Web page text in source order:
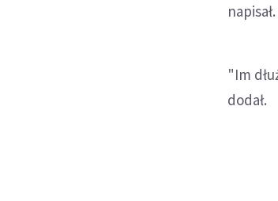
napisał.
"Im
dodał.